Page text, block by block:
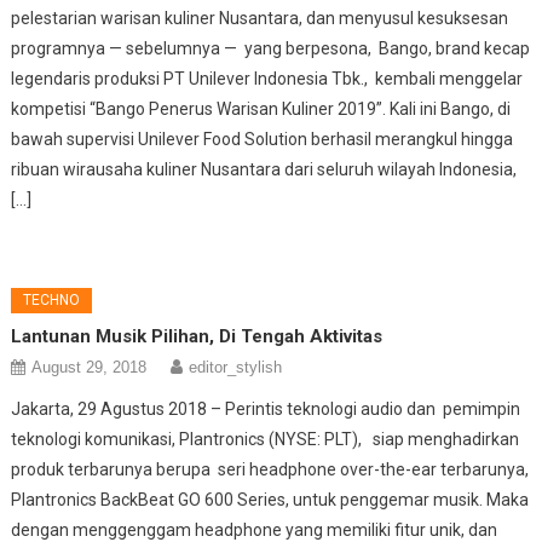
pelestarian warisan kuliner Nusantara, dan menyusul kesuksesan
programnya — sebelumnya — yang berpesona, Bango, brand kecap
legendaris produksi PT Unilever Indonesia Tbk., kembali menggelar
kompetisi “Bango Penerus Warisan Kuliner 2019”. Kali ini Bango, di
bawah supervisi Unilever Food Solution berhasil merangkul hingga
ribuan wirausaha kuliner Nusantara dari seluruh wilayah Indonesia,
[…]
TECHNO
Lantunan Musik Pilihan, Di Tengah Aktivitas
August 29, 2018 editor_stylish
Jakarta, 29 Agustus 2018 – Perintis teknologi audio dan pemimpin
teknologi komunikasi, Plantronics (NYSE: PLT), siap menghadirkan
produk terbarunya berupa seri headphone over-the-ear terbarunya,
Plantronics BackBeat GO 600 Series, untuk penggemar musik. Maka
dengan menggenggam headphone yang memiliki fitur unik, dan